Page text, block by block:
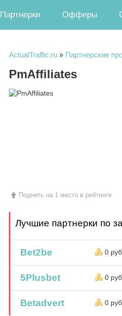
Партнерки Офферы
ActualTraffic.ru » Партнерские
PmAffiliates
Поднять на 1 место в рейтинге
Лучшие партнерки по
Bet2be 0 руб.
5Plusbet 0 руб.
Betadvert 0 руб.